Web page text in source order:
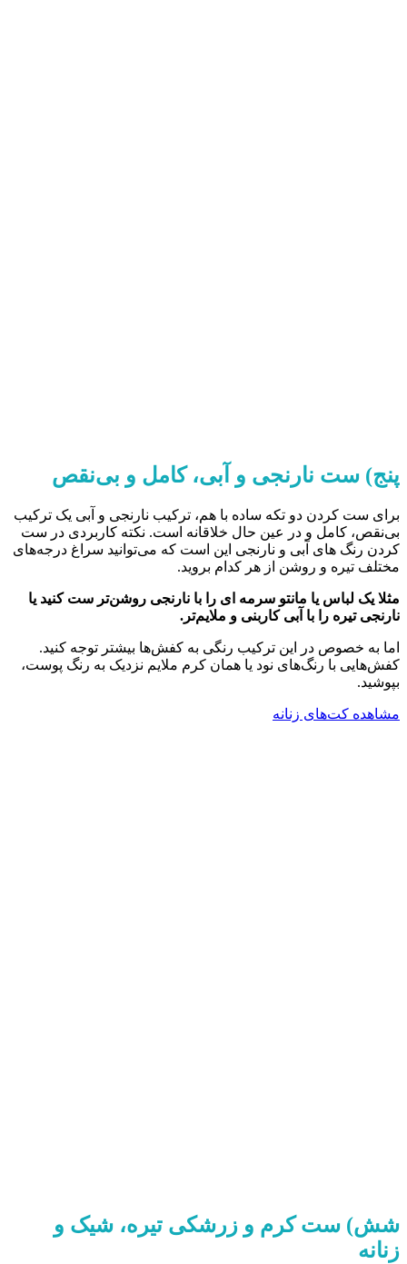
پنج) ست نارنجی و آبی، کامل و بی‌نقص
برای ست کردن دو تکه ساده با هم، ترکیب نارنجی و آبی یک ترکیب
بی‌نقص، کامل و در عین حال خلاقانه است. نکته کاربردی در ست
کردن رنگ های آبی و نارنجی این است که می‌توانید سراغ درجه‌های
مختلف تیره و روشن از هر کدام بروید.
مثلا یک لباس یا مانتو سرمه ای را با نارنجی روشن‌تر ست کنید یا
نارنجی تیره را با آبی کاربنی و ملایم‌تر.
اما به خصوص در این ترکیب رنگی به کفش‌ها بیشتر توجه کنید.
کفش‌هایی با رنگ‌های نود یا همان کرم ملایم نزدیک به رنگ پوست،
بپوشید.
مشاهده کت‌های زنانه
شش) ست کرم و زرشکی تیره، شیک و
زنانه